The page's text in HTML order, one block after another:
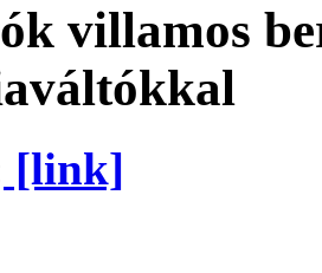
villamos
[link]